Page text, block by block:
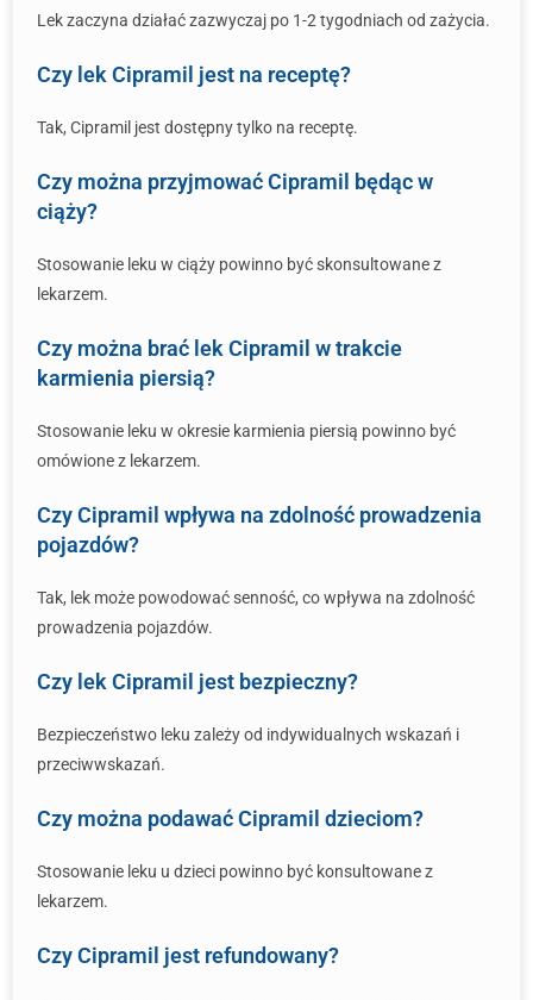
Lek zaczyna działać zazwyczaj po 1-2 tygodniach od zażycia.
Czy lek Cipramil jest na receptę?
Tak, Cipramil jest dostępny tylko na receptę.
Czy można przyjmować Cipramil będąc w
ciąży?
Stosowanie leku w ciąży powinno być skonsultowane z
lekarzem.
Czy można brać lek Cipramil w trakcie
karmienia piersią?
Stosowanie leku w okresie karmienia piersią powinno być
omówione z lekarzem.
Czy Cipramil wpływa na zdolność prowadzenia
pojazdów?
Tak, lek może powodować senność, co wpływa na zdolność
prowadzenia pojazdów.
Czy lek Cipramil jest bezpieczny?
Bezpieczeństwo leku zależy od indywidualnych wskazań i
przeciwwskazań.
Czy można podawać Cipramil dzieciom?
Stosowanie leku u dzieci powinno być konsultowane z
lekarzem.
Czy Cipramil jest refundowany?